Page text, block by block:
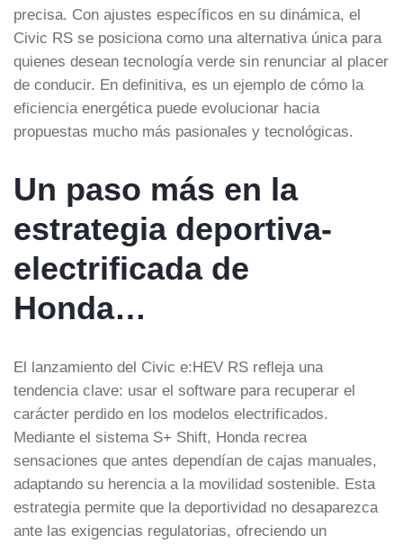
precisa. Con ajustes específicos en su dinámica, el
Civic RS se posiciona como una alternativa única para
quienes desean tecnología verde sin renunciar al placer
de conducir. En definitiva, es un ejemplo de cómo la
eficiencia energética puede evolucionar hacia
propuestas mucho más pasionales y tecnológicas.
Un paso más en la
estrategia deportiva-
electrificada de
Honda…
El lanzamiento del Civic e:HEV RS refleja una
tendencia clave: usar el software para recuperar el
carácter perdido en los modelos electrificados.
Mediante el sistema S+ Shift, Honda recrea
sensaciones que antes dependían de cajas manuales,
adaptando su herencia a la movilidad sostenible. Esta
estrategia permite que la deportividad no desaparezca
ante las exigencias regulatorias, ofreciendo un